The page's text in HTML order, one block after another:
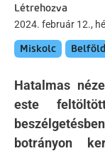
Létrehozva
2024. február 12.,
Miskolc Belföld
Hatalmas
este
botrányon